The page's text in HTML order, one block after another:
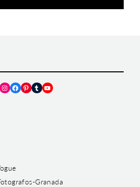
Instagram
Facebook
Pinterest
TumblrYouTube